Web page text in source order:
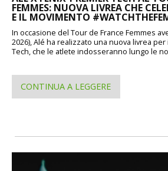
FEMMES: NUOVA LIVREA CHE
E IL MOVIMENTO
In occasione del Tour de France Femmes
2026), Alé ha realizzato una nuova livrea
Tech, che le atlete indosseranno lungo le
CONTINUA A LEGGERE